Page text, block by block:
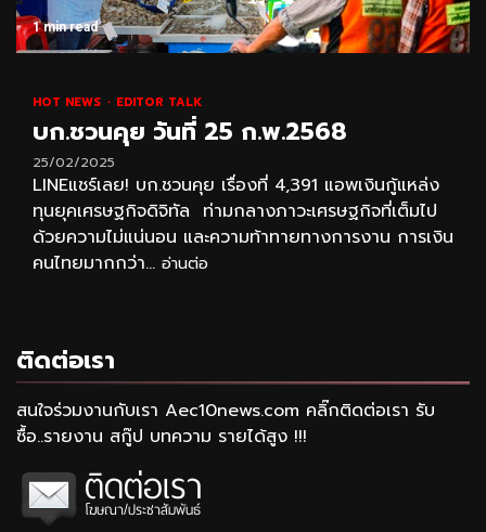
1 min read
HOT NEWS EDITOR TALK
บก.ชวนคุย วันที่ 25 ก.พ.2568
25/02/2025
LINEแชร์เลย! บก.ชวนคุย เรื่องที่ 4,391 แอพเงินกู้แหล่ง
ทุนยุคเศรษฐกิจดิจิทัล ท่ามกลางภาวะเศรษฐกิจที่เต็มไป
ด้วยความไม่แน่นอน และความท้าทายทางการงาน การเงิน
คนไทยมากกว่า... อ่านต่อ
ติดต่อเรา
สนใจร่วมงานกับเรา Aec10news.com คลิ๊กติดต่อเรา รับ
ซื้อ..รายงาน สกู๊ป บทความ รายได้สูง !!!